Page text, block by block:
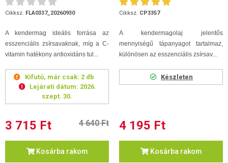
Cikksz. FLA0337_20260930
A kendermag ideális forrása az
esszenciális zsírsavaknak, míg a C-
vitamin hatékony antioxidáns tul...
Kifutó, már csak: 2 db
Lejárati dátum: 2026.
szept. 30.
3 715 Ft 4 640 Ft
Kosárba rakom
Cikksz. CP3357
A kendermagolaj jelentős
mennyiségű tápanyagot tartalmaz,
különösen az esszenciális zsírsav...
Készleten
4 195 Ft
Kosárba rakom